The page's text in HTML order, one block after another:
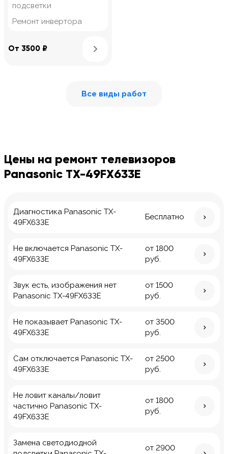
подсветки
Ремонт инвертора
От 3500 ₽
Все виды работ
Цены на ремонт телевизоров
Panasonic TX-49FX633E
Диагностика Panasonic TX-
49FX633E
Бесплатно
Не включается Panasonic TX-
49FX633E
от 1800
руб.
Звук есть, изображения нет
Panasonic TX-49FX633E
от 1500
руб.
Не показывает Panasonic TX-
49FX633E
от 3500
руб.
Сам отключается Panasonic TX-
49FX633E
от 2500
руб.
Не ловит каналы/ловит
частично Panasonic TX-
49FX633E
от 1800
руб.
Замена светодиодной
от 2900